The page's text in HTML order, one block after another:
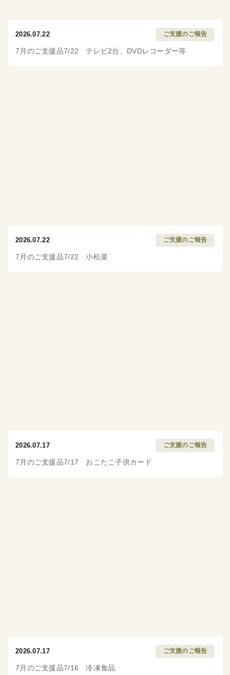
2026.07.22 ご支援のご報告
7月のご支援品7/22 テレビ2台、DVDレコーダー等
2026.07.22 ご支援のご報告
7月のご支援品7/22 小松菜
2026.07.17 ご支援のご報告
7月のご支援品7/17 おこたこ子供カード
2026.07.17 ご支援のご報告
7月のご支援品7/16 冷凍食品